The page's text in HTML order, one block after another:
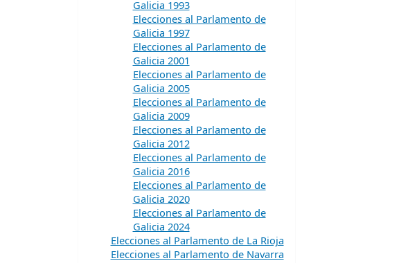
Galicia 1993
Elecciones al Parlamento de
Galicia 1997
Elecciones al Parlamento de
Galicia 2001
Elecciones al Parlamento de
Galicia 2005
Elecciones al Parlamento de
Galicia 2009
Elecciones al Parlamento de
Galicia 2012
Elecciones al Parlamento de
Galicia 2016
Elecciones al Parlamento de
Galicia 2020
Elecciones al Parlamento de
Galicia 2024
Elecciones al Parlamento de La Rioja
Elecciones al Parlamento de Navarra